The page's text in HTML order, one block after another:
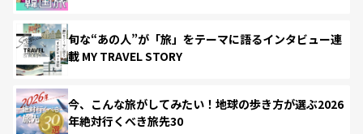
旬な“あの人”が「旅」をテーマに語るインタビュー連
載 MY TRAVEL STORY
今、こんな旅がしてみたい！地球の歩き方が選ぶ2026
年絶対行くべき旅先30